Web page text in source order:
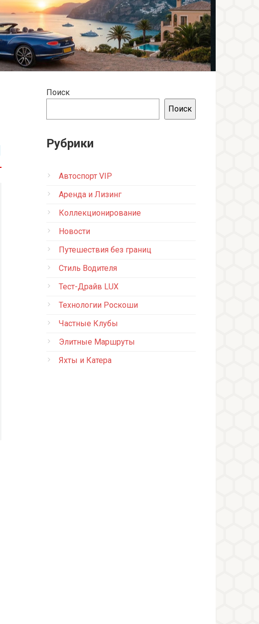
Поиск
Поиск
Рубрики
Автоспорт VIP
Аренда и Лизинг
Коллекционирование
Новости
Путешествия без границ
Стиль Водителя
Тест-Драйв LUX
Технологии Роскоши
Частные Клубы
Элитные Маршруты
Яхты и Катера